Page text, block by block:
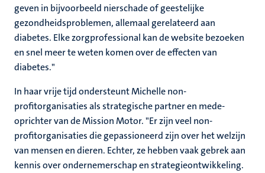
geven in bijvoorbeeld nierschade of geestelijke
gezondheidsproblemen, allemaal gerelateerd aan
diabetes. Elke zorgprofessional kan de website bezoeken
en snel meer te weten komen over de effecten van
diabetes."
In haar vrije tijd ondersteunt Michelle non-
profitorganisaties als strategische partner en mede-
oprichter van de Mission Motor. "Er zijn veel non-
profitorganisaties die gepassioneerd zijn over het welzijn
van mensen en dieren. Echter, ze hebben vaak gebrek aan
kennis over ondernemerschap en strategieontwikkeling.